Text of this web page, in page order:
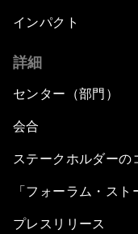
インパクト
詳細
センター（部門）
会合
ステークホルダーの
「フォーラム・スト
プレスリリース